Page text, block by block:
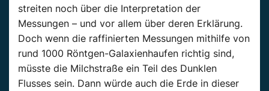
streiten noch über die Interpretation der
Messungen – und vor allem über deren Erklärung.
Doch wenn die raffinierten Messungen mithilfe von
rund 1000 Röntgen-Galaxienhaufen richtig sind,
müsste die Milchstraße ein Teil des Dunklen
Flusses sein. Dann würde auch die Erde in dieser